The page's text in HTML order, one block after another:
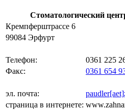
Стоматологический
Кремпферштрассе 6
99084 Эрфурт
Телефон:
0361 225
Факс:
0361 654
эл. почта:
страница в интернете: